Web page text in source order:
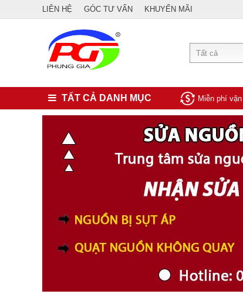
LIÊN HỆ GÓC TƯ VẤN KHUYẾN MÃI
Tất cả
TẤT CẢ DANH MỤC Miễn phí